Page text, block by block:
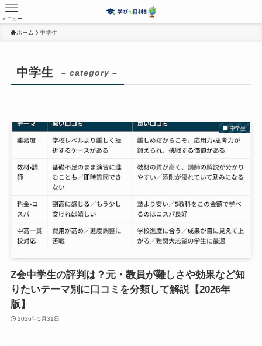
メニュー
ホーム 中学生
中学生 – category –
中学生
Z会中学生の評判は？元・教員が難しさや効果など知
りたいテーマ別に口コミを分類して解説【2026年
版】
2026年5月31日